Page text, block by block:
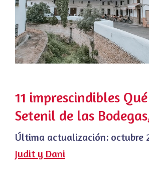
11 imprescindibles
Setenil de las
Última actualización: octubre
Judit y Dani